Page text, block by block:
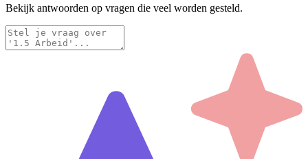
Bekijk antwoorden op vragen die veel worden gesteld.